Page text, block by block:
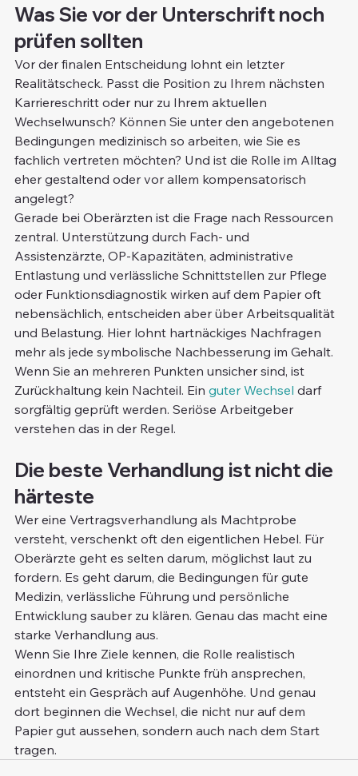
Was Sie vor der Unterschrift noch
prüfen sollten
Vor der finalen Entscheidung lohnt ein letzter
Realitätscheck. Passt die Position zu Ihrem nächsten
Karriereschritt oder nur zu Ihrem aktuellen
Wechselwunsch? Können Sie unter den angebotenen
Bedingungen medizinisch so arbeiten, wie Sie es
fachlich vertreten möchten? Und ist die Rolle im Alltag
eher gestaltend oder vor allem kompensatorisch
angelegt?
Gerade bei Oberärzten ist die Frage nach Ressourcen
zentral. Unterstützung durch Fach- und
Assistenzärzte, OP-Kapazitäten, administrative
Entlastung und verlässliche Schnittstellen zur Pflege
oder Funktionsdiagnostik wirken auf dem Papier oft
nebensächlich, entscheiden aber über Arbeitsqualität
und Belastung. Hier lohnt hartnäckiges Nachfragen
mehr als jede symbolische Nachbesserung im Gehalt.
Wenn Sie an mehreren Punkten unsicher sind, ist
Zurückhaltung kein Nachteil. Ein guter Wechsel darf
sorgfältig geprüft werden. Seriöse Arbeitgeber
verstehen das in der Regel.
Die beste Verhandlung ist nicht die
härteste
Wer eine Vertragsverhandlung als Machtprobe
versteht, verschenkt oft den eigentlichen Hebel. Für
Oberärzte geht es selten darum, möglichst laut zu
fordern. Es geht darum, die Bedingungen für gute
Medizin, verlässliche Führung und persönliche
Entwicklung sauber zu klären. Genau das macht eine
starke Verhandlung aus.
Wenn Sie Ihre Ziele kennen, die Rolle realistisch
einordnen und kritische Punkte früh ansprechen,
entsteht ein Gespräch auf Augenhöhe. Und genau
dort beginnen die Wechsel, die nicht nur auf dem
Papier gut aussehen, sondern auch nach dem Start
tragen.